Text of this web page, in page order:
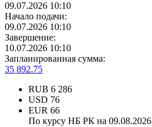
09.07.2026 10:10
Начало подачи:
09.07.2026 10:10
Завершение:
10.07.2026 10:10
Запланированная сумма:
35 892.75
RUB 6 286
USD 76
EUR 66
По курсу НБ РК на 09.08.2026